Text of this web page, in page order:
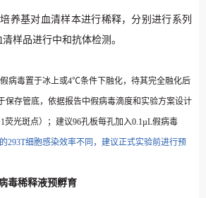
养基对血清样本进行稀释，分别进行系列
样品进行中和抗体检测。
病毒置于冰上或4℃条件下融化，待其完全融化后
保存管底，依据报告中假病毒滴度和实验方案设计
荧光斑点）；建议96孔板每孔加入0.1µL假病毒
293T细胞感染效率不同，建议正式实验前进行预
毒稀释液预孵育